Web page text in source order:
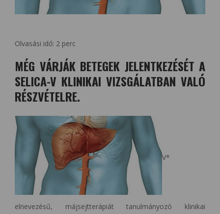
Olvasási idő: 2 perc
MÉG VÁRJÁK BETEGEK JELENTKEZÉSÉT A
SELICA-V KLINIKAI VIZSGÁLATBAN VALÓ
RÉSZVÉTELRE.
V*
elnevezésű, májsejtterápiát tanulmányozó klinikai